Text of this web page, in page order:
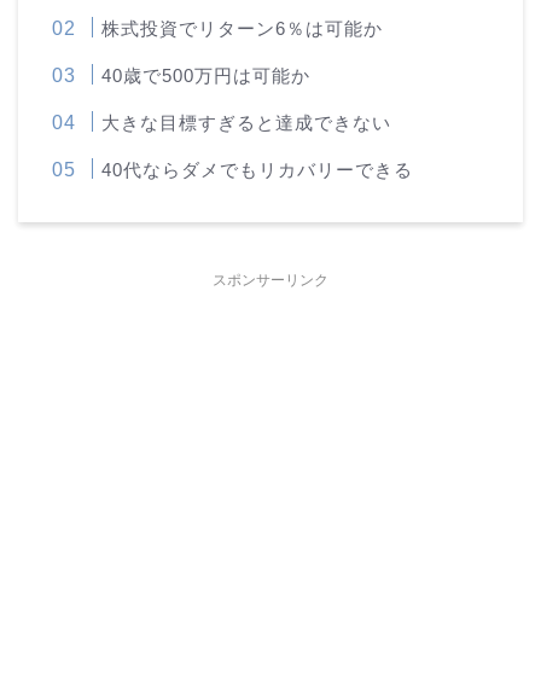
株式投資でリターン6％は可能か
40歳で500万円は可能か
大きな目標すぎると達成できない
40代ならダメでもリカバリーできる
スポンサーリンク